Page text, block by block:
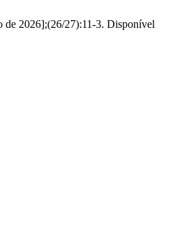
de 2026];(26/27):11-3. Disponível